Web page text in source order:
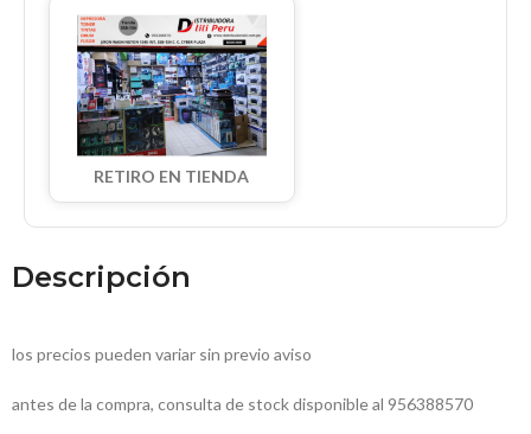
RETIRO EN TIENDA
Descripción
los precios pueden variar sin previo aviso
antes de la compra, consulta de stock disponible al 956388570